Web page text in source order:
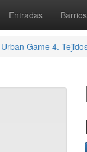
Entradas Barrios
Urban Game 4.